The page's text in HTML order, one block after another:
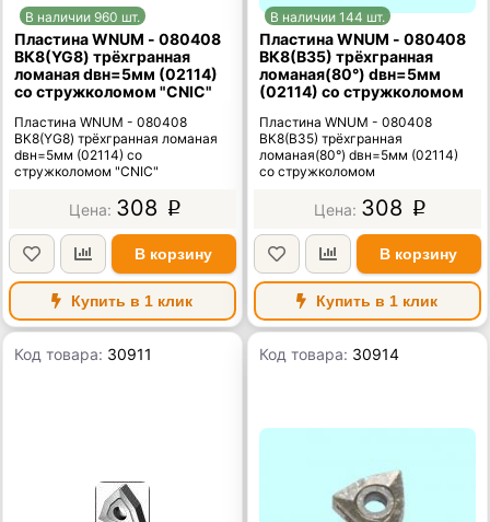
В наличии 960 шт.
Пластина WNUM - 080408
ВК8(YG8) трёхгранная
ломаная dвн=5мм (02114)
со стружколомом "CNIC"
Пластина WNUM - 080408
ВК8(YG8) трёхгранная ломаная
dвн=5мм (02114) со
стружколомом "CNIC"
308 p
В корзину
Купить в 1 клик
В наличии 144 шт.
Пластина WNUM - 080408
ВК8(В35) трёхгранная
ломаная(80°) dвн=5мм
(02114) со стружколомом
Пластина WNUM - 080408
ВК8(В35) трёхгранная
ломаная(80°) dвн=5мм (02114)
со стружколомом
308 p
В корзину
Купить в 1 клик
Код товара: 30911 Код товара: 30914